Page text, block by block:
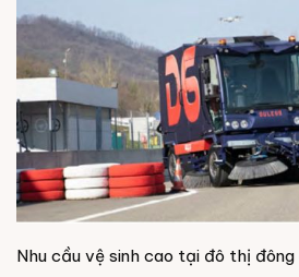
Nhu cầu vệ sinh cao tại đô thị đông